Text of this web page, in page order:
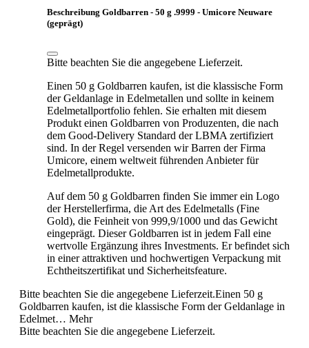
Beschreibung Goldbarren - 50 g .9999 - Umicore Neuware
(geprägt)
Bitte beachten Sie die angegebene Lieferzeit.
Einen 50 g Goldbarren kaufen, ist die klassische Form
der Geldanlage in Edelmetallen und sollte in keinem
Edelmetallportfolio fehlen. Sie erhalten mit diesem
Produkt einen Goldbarren von Produzenten, die nach
dem Good-Delivery Standard der LBMA zertifiziert
sind. In der Regel versenden wir Barren der Firma
Umicore, einem weltweit führenden Anbieter für
Edelmetallprodukte.
Auf dem 50 g Goldbarren finden Sie immer ein Logo
der Herstellerfirma, die Art des Edelmetalls (Fine
Gold), die Feinheit von 999,9/1000 und das Gewicht
eingeprägt. Dieser Goldbarren ist in jedem Fall eine
wertvolle Ergänzung ihres Investments. Er befindet sich
in einer attraktiven und hochwertigen Verpackung mit
Echtheitszertifikat und Sicherheitsfeature.
Bitte beachten Sie die angegebene Lieferzeit.Einen 50 g
Goldbarren kaufen, ist die klassische Form der Geldanlage in
Edelmet… Mehr
Bitte beachten Sie die angegebene Lieferzeit.